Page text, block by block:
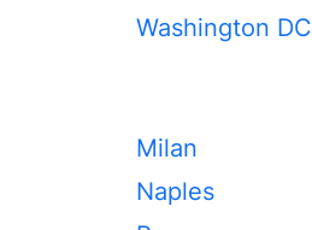
Washington DC
Milan
Naples